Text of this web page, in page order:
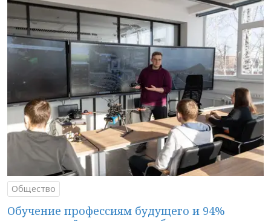
Общество
Обучение профессиям будущего и 94%